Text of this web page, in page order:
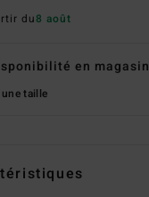
du8 août
en magasin
taille